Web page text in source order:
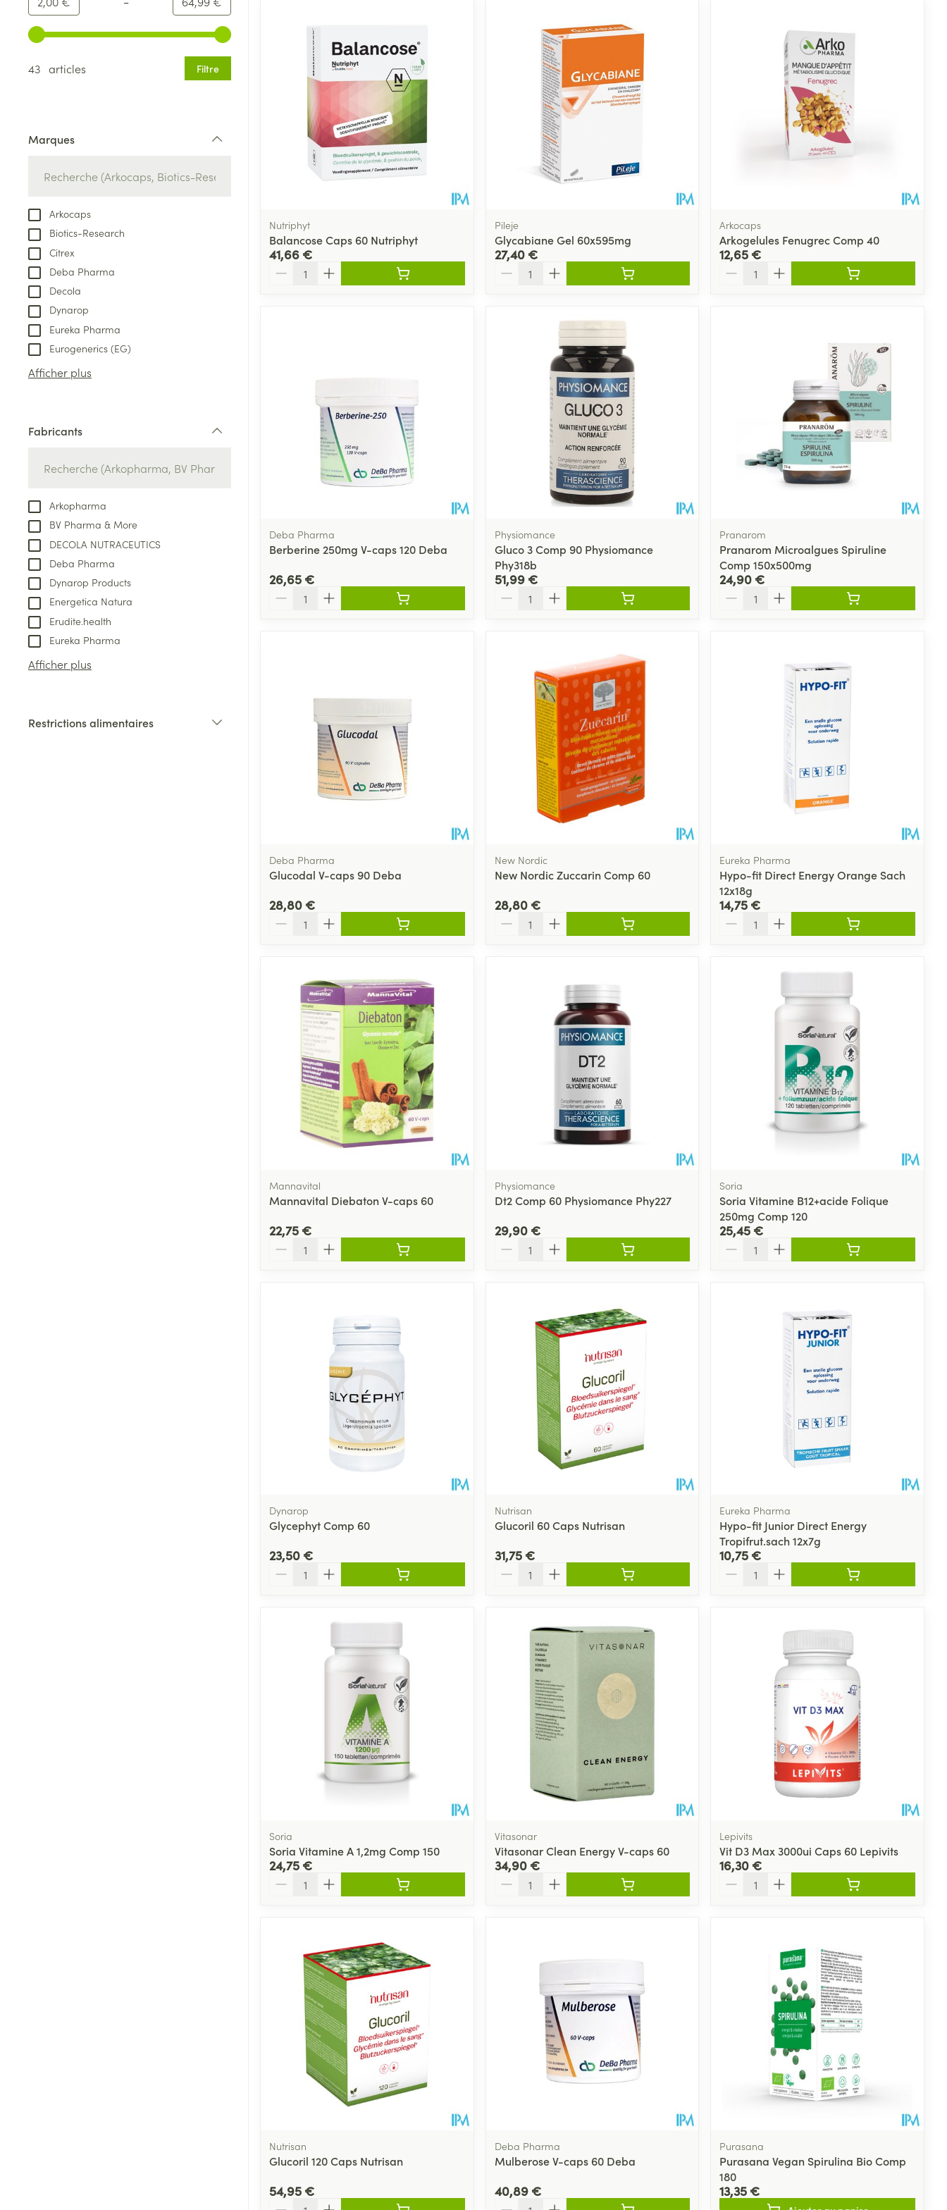
Utilisez les touches fléchées gauche et droite pour ajuster les valeurs minimales et maximales du prix.
43 articles
Filtre
Marques
Arkocaps
Biotics-Research
Citrex
Deba Pharma
Decola
Dynarop
Eureka Pharma
Eurogenerics (EG)
Afficher plus
Fabricants
Arkopharma
BV Pharma & More
DECOLA NUTRACEUTICS
Deba Pharma
Dynarop Products
Energetica Natura
Erudite.health
Eureka Pharma
Afficher plus
Restrictions alimentaires
Nutriphyt
Balancose Caps 60 Nutriphyt
41,66 €
Quantité
Pileje
Glycabiane Gel 60x595mg
27,40 €
Quantité
Arkocaps
Arkogelules Fenugrec Comp 40
12,65 €
Quantité
Deba Pharma
Berberine 250mg V-caps 120 Deba
26,65 €
Quantité
Physiomance
Gluco 3 Comp 90 Physiomance
Phy318b
51,99 €
Quantité
Pranarom
Pranarom Microalgues Spiruline
Comp 150x500mg
24,90 €
Quantité
Deba Pharma
Glucodal V-caps 90 Deba
28,80 €
Quantité
New Nordic
New Nordic Zuccarin Comp 60
28,80 €
Quantité
Eureka Pharma
Hypo-fit Direct Energy Orange Sach
12x18g
14,75 €
Quantité
Mannavital
Mannavital Diebaton V-caps 60
22,75 €
Quantité
Physiomance
Dt2 Comp 60 Physiomance Phy227
29,90 €
Quantité
Soria
Soria Vitamine B12+acide Folique
250mg Comp 120
25,45 €
Quantité
Dynarop
Glycephyt Comp 60
23,50 €
Quantité
Nutrisan
Glucoril 60 Caps Nutrisan
31,75 €
Quantité
Eureka Pharma
Hypo-fit Junior Direct Energy
Tropifrut.sach 12x7g
10,75 €
Quantité
Soria
Soria Vitamine A 1,2mg Comp 150
24,75 €
Quantité
Vitasonar
Vitasonar Clean Energy V-caps 60
34,90 €
Quantité
Lepivits
Vit D3 Max 3000ui Caps 60 Lepivits
16,30 €
Quantité
Nutrisan
Glucoril 120 Caps Nutrisan
54,95 €
Quantité
Deba Pharma
Mulberose V-caps 60 Deba
40,89 €
Quantité
Purasana
Purasana Vegan Spirulina Bio Comp
180
13,35 €